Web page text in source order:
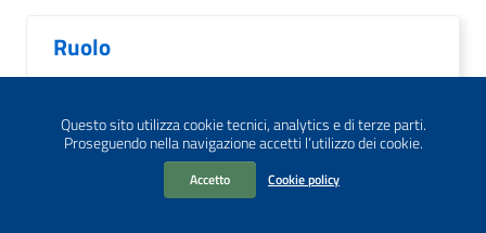
Questo sito utilizza cookie tecnici, analytics e di terze parti.
Proseguendo nella navigazione accetti l’utilizzo dei cookie.
Accetto Cookie policy
Ruolo
Scioperi